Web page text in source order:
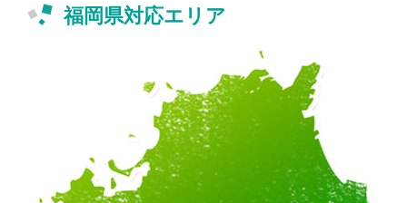
福岡県対応エリア